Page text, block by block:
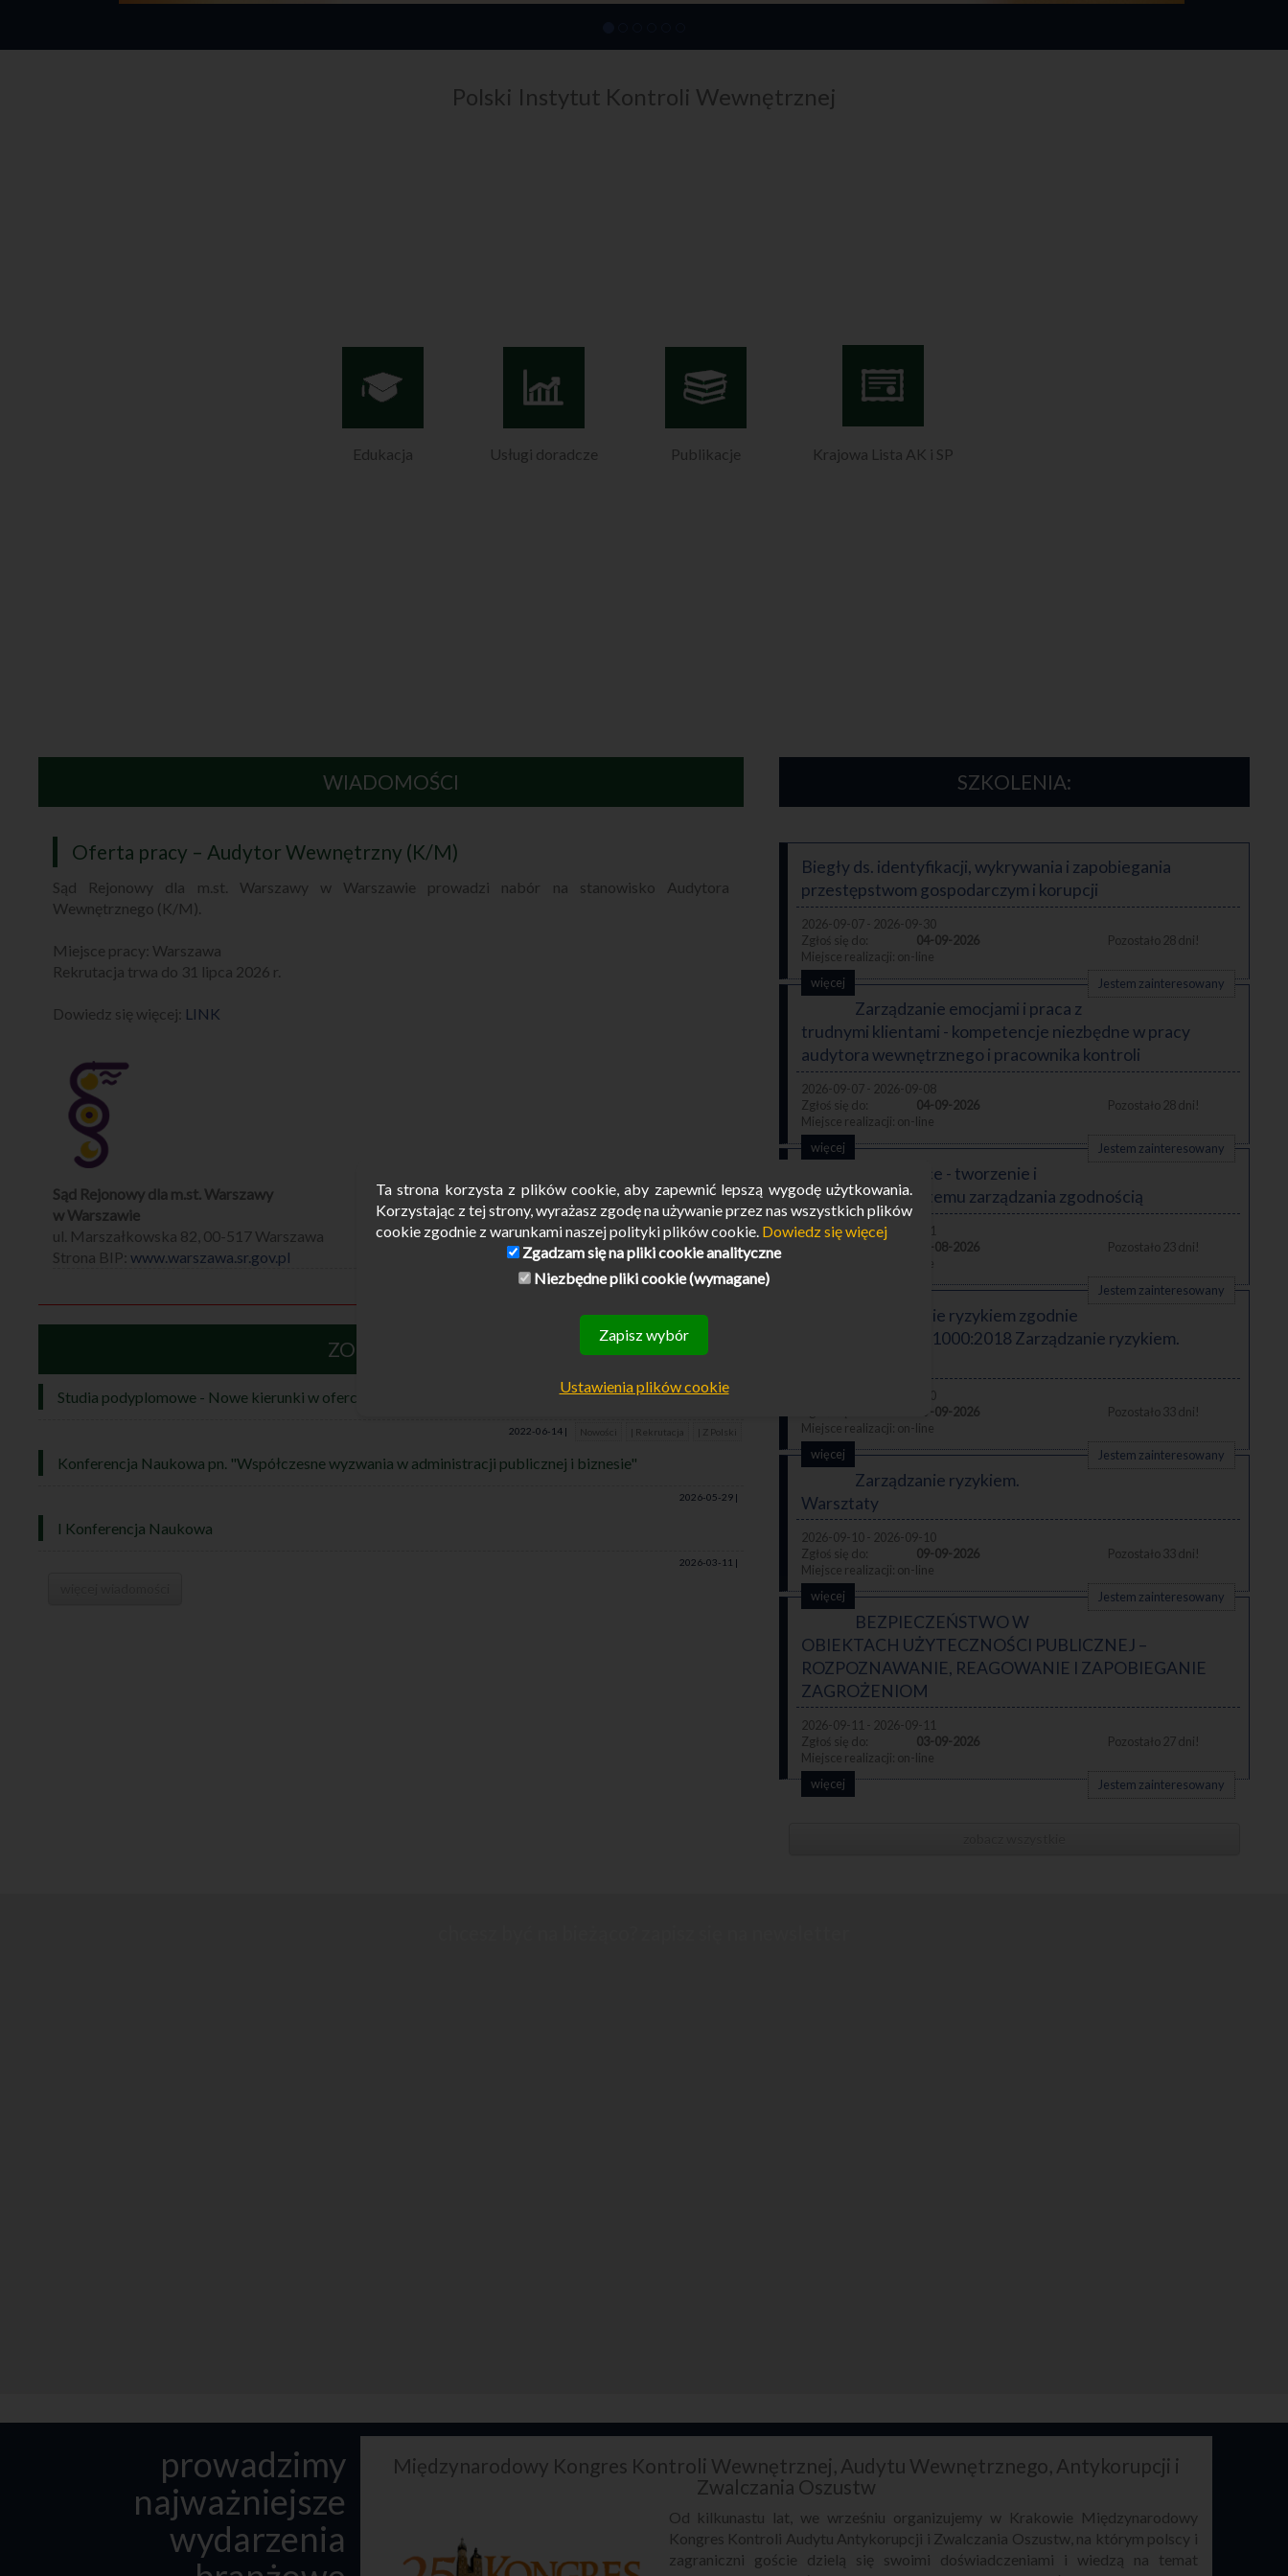
Polski Instytut Kontroli Wewnętrznej
Edukacja Usługi doradcze Publikacje Krajowa Lista AK i SP
WIADOMOŚCI
Oferta pracy – Audytor Wewnętrzny (K/M)
Sąd Rejonowy dla m.st. Warszawy w Warszawie prowadzi nabór na stanowisko Audytora
Wewnętrznego (K/M).
Miejsce pracy: Warszawa
Rekrutacja trwa do 31 lipca 2026 r.
Dowiedz się więcej: LINK
Sąd Rejonowy dla m.st. Warszawy
w Warszawie
ul. Marszałkowska 82, 00-517 Warszawa
Strona BIP:www.warszawa.sr.gov.pl
2026-07-08 |
ZOBACZ TEŻ:
Studia podyplomowe - Nowe kierunki w ofercie!
2022-06-14 | | Rekrutacja | Z Polski
Konferencja Naukowa pn. "Współczesne wyzwania w administracji publicznej i biznesie"
2026-05-29 |
I Konferencja Naukowa
2026-03-11 |
SZKOLENIA:
Biegły ds. identyfikacji, wykrywania i zapobiegania
przestępstwom gospodarczym i korupcji
2026-09-07 - 2026-09-30
04-09-2026
28
on-line
więcej
Jestem zainteresowany
Zarządzanie emocjami i praca z
trudnymi klientami - kompetencje niezbędne w pracy
audytora wewnętrznego i pracownika kontroli
2026-09-07 - 2026-09-08
04-09-2026
28
on-line
więcej
Jestem zainteresowany
Compliance - tworzenie i
doskonalenie systemu zarządzania zgodnością
2026-09-07 - 2026-10-01
30-08-2026
23
on-line
Jestem zainteresowany
Zarządzanie ryzykiem zgodnie
z normą PN-ISO 31000:2018 Zarządzanie ryzykiem.
2026-09-10 - 2026-09-10
09-09-2026
33
on-line
więcej
Jestem zainteresowany
Zarządzanie ryzykiem.
Warsztaty
2026-09-10 - 2026-09-10
09-09-2026
33
on-line
więcej
Jestem zainteresowany
BEZPIECZEŃSTWO W
OBIEKTACH UŻYTECZNOŚCI PUBLICZNEJ –
ROZPOZNAWANIE, REAGOWANIE I ZAPOBIEGANIE
ZAGROŻENIOM
2026-09-11 - 2026-09-11
03-09-2026
27
on-line
więcej
Jestem zainteresowany
prowadzimy
najważniejsze
wydarzenia
Międzynarodowy Kongres Kontroli Wewnętrznej, Audytu Wewnętrznego, Antykorupcji i
Zwalczania Oszustw
Od kilkunastu lat, we wrześniu organizujemy w Krakowie Międzynarodowy
Kongres Kontroli Audytu Antykorupcji i Zwalczania Oszustw, na którym polscy i
zagraniczni goście dzielą się swoimi doświadczeniami i wiedzą na temat
Ta strona korzysta z plików cookie, aby zapewnić lepszą wygodę użytkowania.
Korzystając z tej strony, wyrażasz zgodę na używanie przez nas wszystkich plików
cookie zgodnie z warunkami naszej polityki plików cookie. Dowiedz się więcej
Zgadzam się na pliki cookie analityczne
Niezbędne pliki cookie (wymagane)
Zapisz wybór
Ustawienia plików cookie